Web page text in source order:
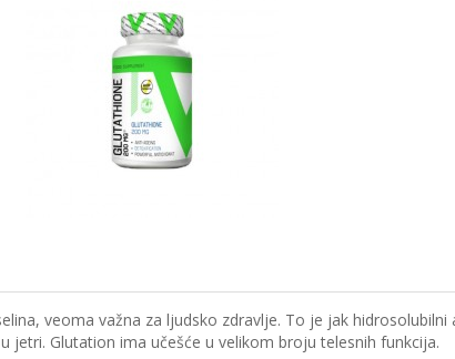
veoma važna za ljudsko zdravlje. To je jak hidrosolubilni
jetri. Glutation ima učešće u velikom broju telesnih funkcija.